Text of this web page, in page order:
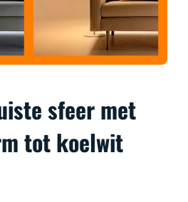
sfeer met
tot koelwit